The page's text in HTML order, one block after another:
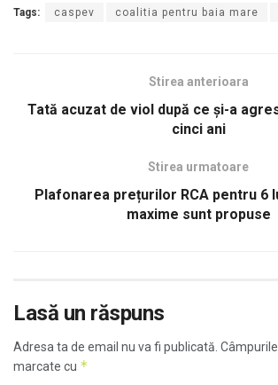
Tags: caspev coalitia pentru baia mare
Stirea anterioara
Tată acuzat de viol după ce și-a
cinci ani
Stirea urmatoare
Plafonarea prețurilor RCA pentru 6
maxime sunt propuse
Lasă un răspuns
Adresa ta de email nu va fi publicată.
marcate cu *